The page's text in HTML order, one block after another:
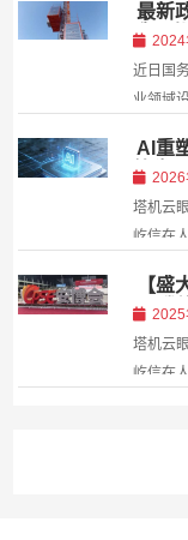
“安全
技化安
这...
最新
造！
政府
2024
近日国
业领域
筑施工
载、混
AI重
答卷
2026
塔机云
屹信在
低人为
【
日 腾
2025
塔机云
屹信在